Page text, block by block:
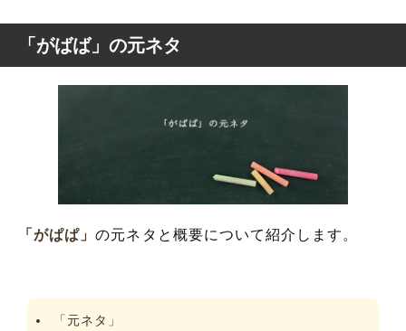
「がばば」の元ネタ
「がぱぱ」の元ネタと概要について紹介します。
「元ネタ」